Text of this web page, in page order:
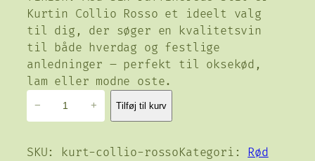
e
i
e
i
l
e
p
r
r
Kurtin Collio Rosso et ideelt valg
til dig, der søger en kvalitetsvin
til både hverdag og festlige
anledninger – perfekt til oksekød,
lam eller modne oste.
t
− + Tilføj til kurv
SKU: kurt-collio-rossoKategori: Rød